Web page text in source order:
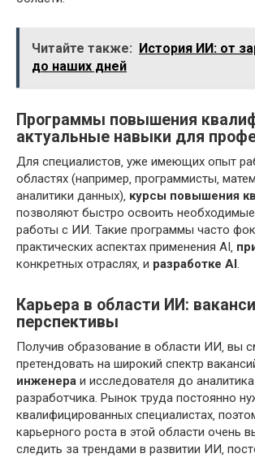
Читайте также: История ИИ: от
до наших дней
Программы повышения
актуальные навыки для
Для специалистов‚ уже имеющих опыт
областях (например‚ программисты‚
аналитики данных)‚ курсы повышения
позволяют быстро освоить
работы с ИИ. Такие программы часто
практических аспектах применения AI‚
конкретных отраслях‚ и разработке AI.
Карьера в области ИИ:
перспективы
Получив образование в области ИИ‚ вы
претендовать на широкий спектр
инженера и исследователя до
разработчика. Рынок труда постоянно
квалифицированных специалистах‚
карьерного роста в этой области очень
следить за трендами в развитии ИИ‚